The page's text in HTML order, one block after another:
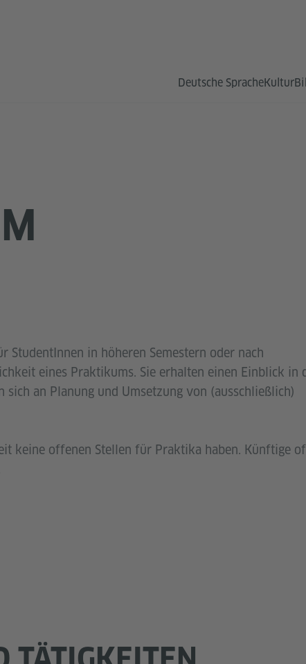
Deutsche SpracheKultur
StudentInnen in höheren Semestern oder nach
eines Praktikums. Sie erhalten einen Einblick in
an Planung und Umsetzung von (ausschließlich)
keine offenen Stellen für Praktika haben. Künftige